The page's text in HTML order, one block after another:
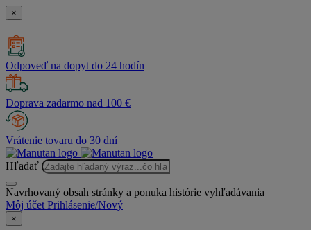
×
Odpoveď na dopyt do 24 hodín
Doprava zadarmo nad 100 €
Vrátenie tovaru do 30 dní
Hľadať
Navrhovaný obsah stránky a ponuka histórie vyhľadávania
Môj účet Prihlásenie/Nový
×